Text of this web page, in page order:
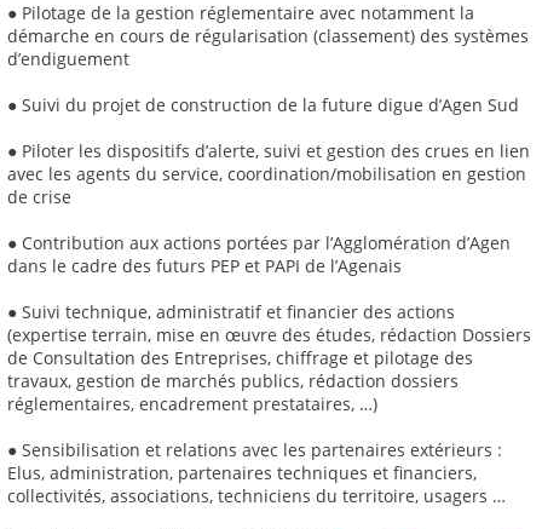
● Pilotage de la gestion réglementaire avec notamment la
démarche en cours de régularisation (classement) des systèmes
d’endiguement
● Suivi du projet de construction de la future digue d’Agen Sud
● Piloter les dispositifs d’alerte, suivi et gestion des crues en lien
avec les agents du service, coordination/mobilisation en gestion
de crise
● Contribution aux actions portées par l’Agglomération d’Agen
dans le cadre des futurs PEP et PAPI de l’Agenais
● Suivi technique, administratif et financier des actions
(expertise terrain, mise en œuvre des études, rédaction Dossiers
de Consultation des Entreprises, chiffrage et pilotage des
travaux, gestion de marchés publics, rédaction dossiers
réglementaires, encadrement prestataires, …)
● Sensibilisation et relations avec les partenaires extérieurs :
Elus, administration, partenaires techniques et financiers,
collectivités, associations, techniciens du territoire, usagers …